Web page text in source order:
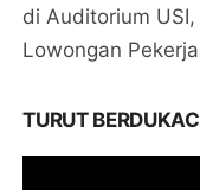
di Auditorium
Lowongan
TURUT